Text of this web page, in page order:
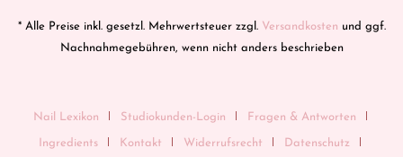
* Alle Preise inkl. gesetzl. Mehrwertsteuer zzgl. Versandkosten und ggf.
Nachnahmegebühren, wenn nicht anders beschrieben
Nail Lexikon Studiokunden-Login Fragen & Antworten
Ingredients Kontakt Widerrufsrecht Datenschutz